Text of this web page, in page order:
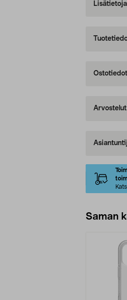
Lisätietoja
Arvostelut
Saman